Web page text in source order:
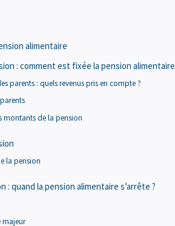
alimentaire
: comment est fixée la pension alimentaire
parents : quels revenus pris en compte ?
montants de la pension
la pension
: quand la pension alimentaire s’arrête ?
majeur